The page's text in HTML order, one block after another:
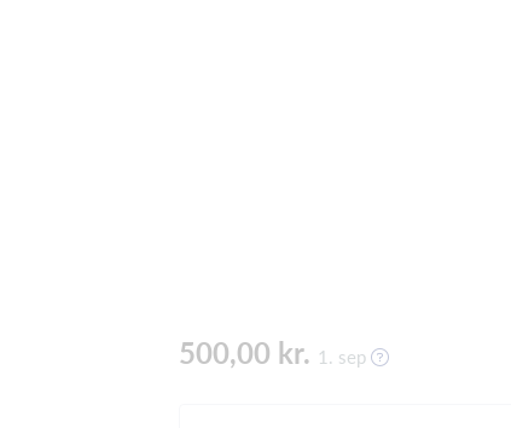
500,00 kr. 1. sep